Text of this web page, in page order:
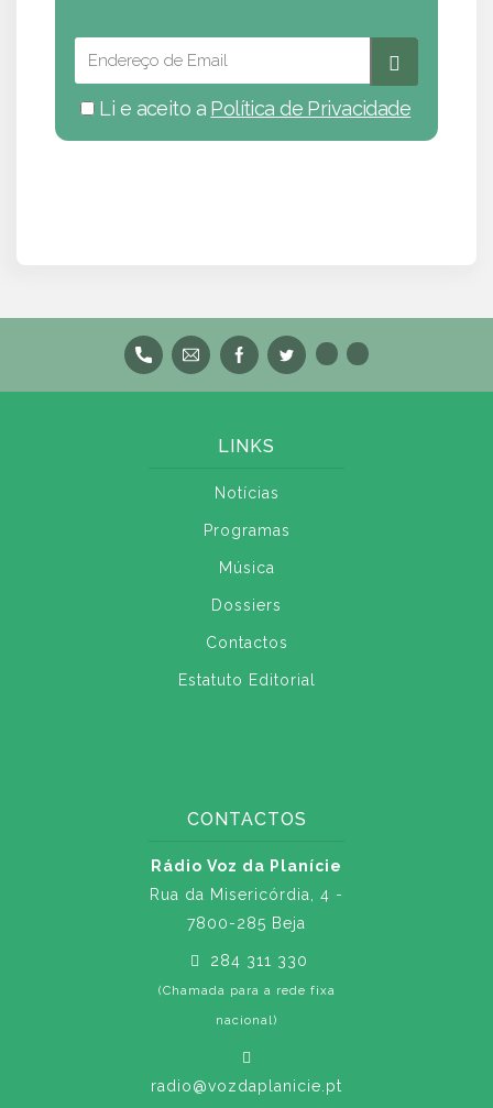
Li e aceito a Política de Privacidade
LINKS
Notícias
Programas
Música
Dossiers
Contactos
Estatuto Editorial
CONTACTOS
Rádio Voz da Planície
Rua da Misericórdia, 4 -
7800-285 Beja
284 311 330
(Chamada para a rede fixa
nacional)
radio@vozdaplanicie.pt